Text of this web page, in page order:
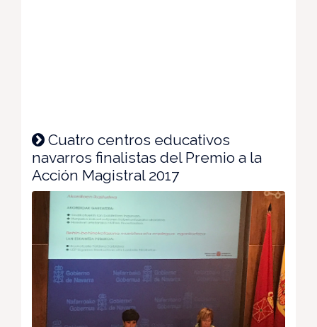
Cuatro centros educativos
navarros finalistas del Premio a la
Acción Magistral 2017